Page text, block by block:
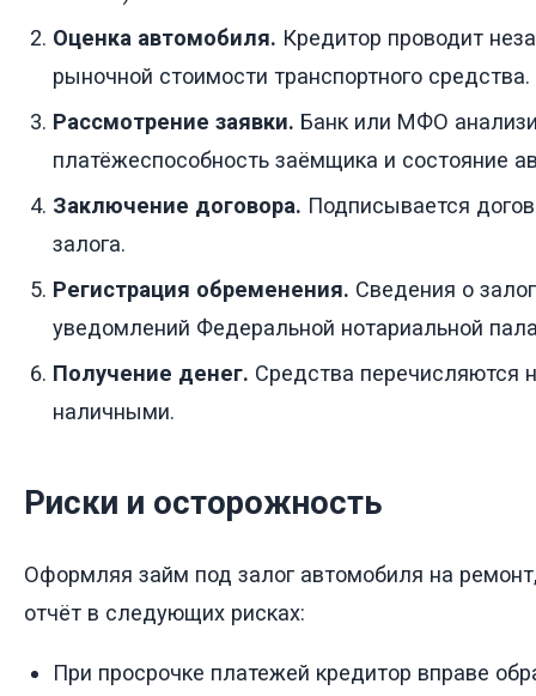
Оценка автомобиля. Кредитор проводит
рыночной стоимости транспортного средства.
Рассмотрение заявки. Банк или МФО
платёжеспособность заёмщика и состояние
Заключение договора. Подписывается
залога.
Регистрация обременения. Сведения о
уведомлений Федеральной нотариальной
Получение денег. Средства перечисляются
наличными.
Риски и осторожность
Оформляя займ под залог автомобиля на
отчёт в следующих рисках:
При просрочке платежей кредитор вправе